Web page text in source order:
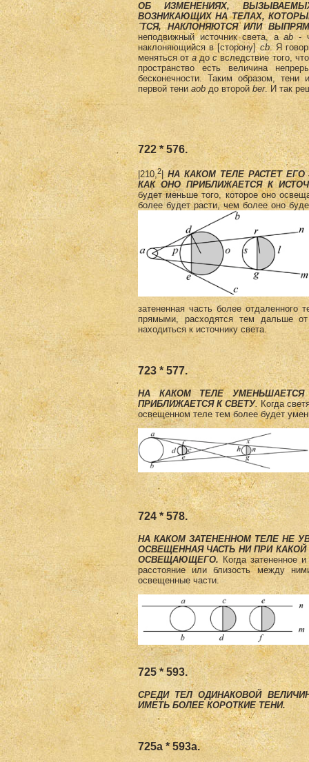
ОБ ИЗМЕНЕНИЯХ,
ВОЗНИКАЮЩИХ НА ТЕЛАХ,
´ТСЯ, НАКЛОНЯЮТСЯ ИЛИ
неподвижный источник света, аab-
наклоняющийся в [сторону]сb. Я
меняться отадосвследствие того,
пространство есть величина
бесконечности. Таким образом,
первой тени аоb до второй ber. И так
722 * 576.
|210,2|НА КАКОМ ТЕЛЕ РАСТЕТ
КАК ОНО ПРИБЛИЖАЕТСЯ К
будет меньше того, которое оно
более будет расти, чем более оно
затененная часть более
прямыми, расходятся тем дальше
находиться к источнику света.
723 * 577.
НА КАКОМ ТЕЛЕ
ПРИБЛИЖАЕТСЯ К СВЕТУ. Когда
освещенном теле тем более будет
724 * 578.
НА КАКОМ ЗАТЕНЕННОМ ТЕЛЕ НЕ
ОСВЕЩЕННАЯ ЧАСТЬ НИ ПРИ
ОСВЕЩАЮЩЕГО. Когда затененное
расстояние или близость между
освещенные части.
725 * 593.
СРЕДИ ТЕЛ ОДИНАКОВОЙ
ИМЕТЬ БОЛЕЕ КОРОТКИЕ ТЕНИ.
725а * 593а.